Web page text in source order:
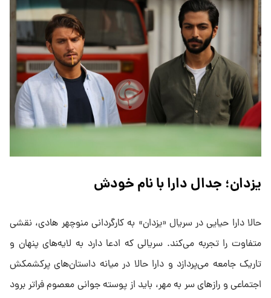
یزدان؛ جدال دارا با نام خودش
حالا دارا حیایی در سریال «یزدان» به کارگردانی منوچهر هادی، نقشی
متفاوت را تجربه می‌کند. سریالی که ادعا دارد به لایه‌های پنهان و
تاریک جامعه می‌پردازد و دارا حالا در میانه داستان‌های پرکشمکش
اجتماعی و رازهای سر به مهر، باید از پوسته جوانی معصوم فراتر برود